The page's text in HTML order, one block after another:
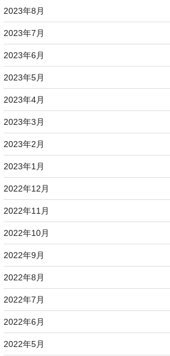
2023年8月
2023年7月
2023年6月
2023年5月
2023年4月
2023年3月
2023年2月
2023年1月
2022年12月
2022年11月
2022年10月
2022年9月
2022年8月
2022年7月
2022年6月
2022年5月